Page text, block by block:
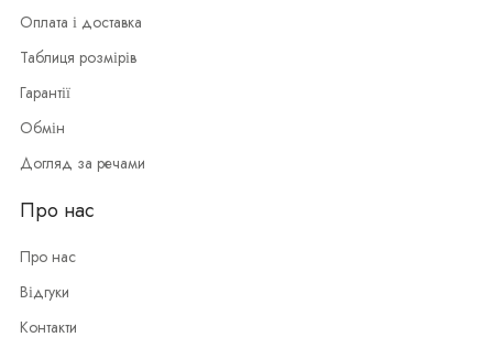
Оплата і доставка
Таблиця розмірів
Гарантії
Обмін
Догляд за речами
Про нас
Про нас
Відгуки
Контакти